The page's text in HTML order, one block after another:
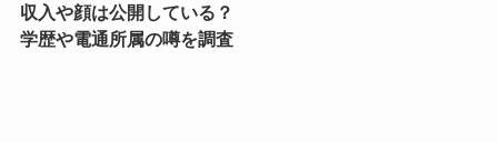
収入や顔は公開している？
学歴や電通所属の噂を調査